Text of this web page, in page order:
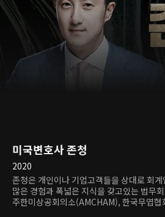
미국변호사 존청
2020
존청은 개인이나 기업고객들을 상대로 회
많은 경험과 폭넓은 지식을 갖고있는 법무
주한미상공회의소(AMCHAM), 한국무엽